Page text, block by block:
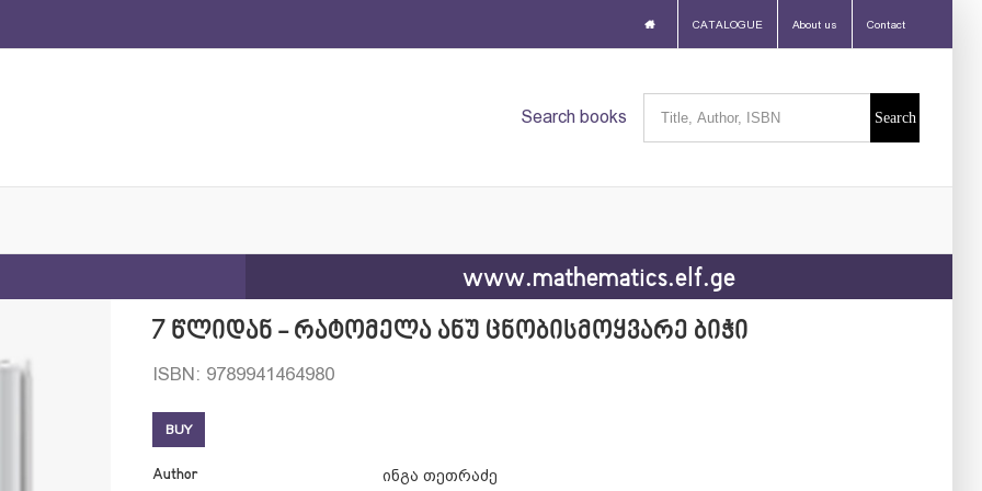
CATALOGUE About us Contact
Search books
www.mathematics.elf.ge
7 წლიდან - რატომელა ანუ ცნობისმოყვარე ბიჭი
ISBN: 9789941464980
BUY
Author ინგა თეთრაძე